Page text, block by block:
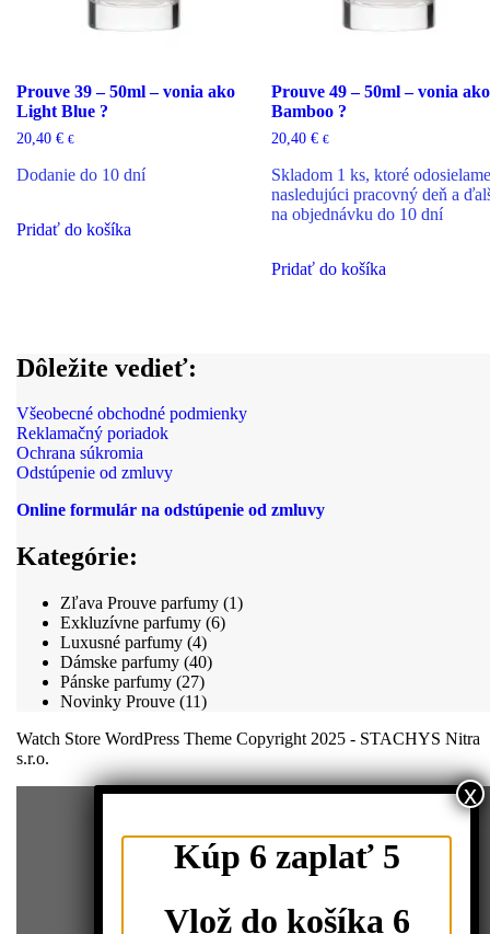
Prouve 39 – 50ml – vonia ako
Light Blue ?
20,40 € €
Dodanie do 10 dní
Pridať do košíka
Prouve 49 – 50ml – vonia ako
Bamboo ?
20,40 € €
Skladom 1 ks, ktoré odosielame
nasledujúci pracovný deň a
na objednávku do 10 dní
Pridať do košíka
Dôležite vedieť:
Všeobecné obchodné podmienky
Reklamačný poriadok
Ochrana súkromia
Odstúpenie od zmluvy
Online formulár na odstúpenie od zmluvy
Kategórie:
Zľava Prouve parfumy 11
Exkluzívne parfumy 66
Luxusné parfumy 44
produkty
Dámske parfumy 4040
Pánske parfumy 2727
produktov
Novinky Prouve 1111
Watch Store WordPress Theme Copyright 2025 - STACHYS Nitra
s.r.o.
Kúp 6 zaplať 5
Vlož do košíka 6
x